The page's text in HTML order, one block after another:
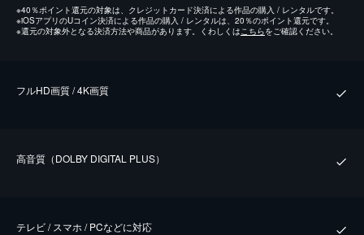
※40％ポイント還元の対象は、クレジットカード決済による作品の購入 / レンタルです。
※iOSアプリのUコイン決済による作品の購入 / レンタルは、20％のポイント還元です。
※還元の対象外となる決済方法や商品があります。くわしくはこちらをご確認ください。
フルHD画質 / 4K画質
⾼⾳質（DOLBY DIGITAL PLUS）
テレビ / スマホ / PCなどに対応